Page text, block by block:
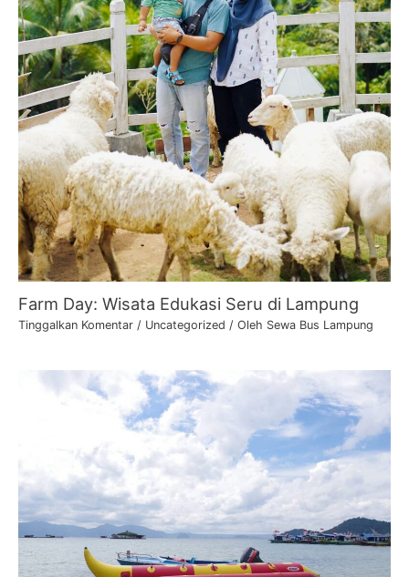
Farm Day: Wisata Edukasi Seru di Lampung
Tinggalkan Komentar / Uncategorized / Oleh Sewa Bus Lampung